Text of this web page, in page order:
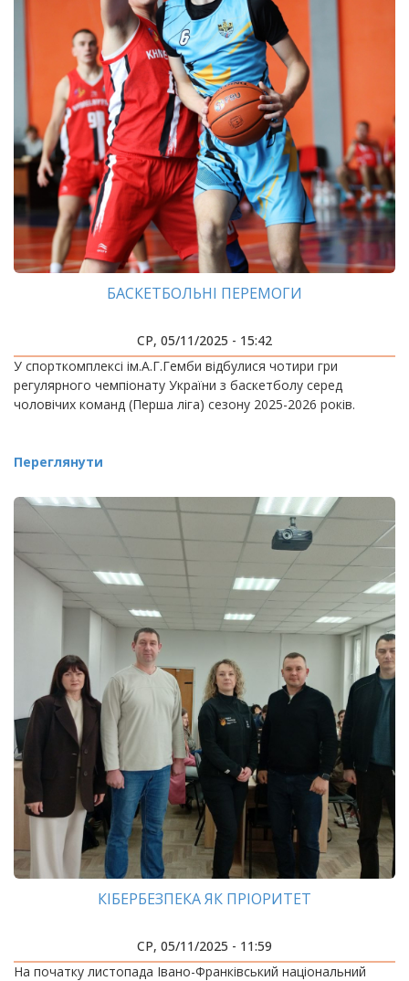
БАСКЕТБОЛЬНІ ПЕРЕМОГИ
СР, 05/11/2025 - 15:42
У спорткомплексі ім.А.Г.Гемби відбулися чотири гри
регулярного чемпіонату України з баскетболу серед
чоловічих команд (Перша ліга) сезону 2025-2026 років.
Переглянути
КІБЕРБЕЗПЕКА ЯК ПРІОРИТЕТ
СР, 05/11/2025 - 11:59
На початку листопада Івано-Франківський національний